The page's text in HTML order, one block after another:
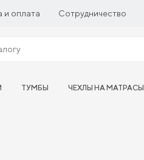
и оплата Сотрудничество
ТУМБЫ ЧЕХЛЫ НА МАТРАСЫ